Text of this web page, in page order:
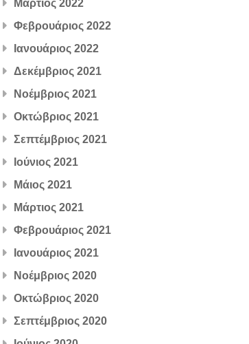
Μάρτιος 2022
Φεβρουάριος 2022
Ιανουάριος 2022
Δεκέμβριος 2021
Νοέμβριος 2021
Οκτώβριος 2021
Σεπτέμβριος 2021
Ιούνιος 2021
Μάιος 2021
Μάρτιος 2021
Φεβρουάριος 2021
Ιανουάριος 2021
Νοέμβριος 2020
Οκτώβριος 2020
Σεπτέμβριος 2020